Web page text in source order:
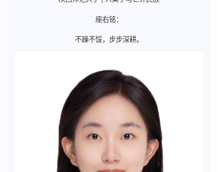
座右铭：
不躁不馁，步步深耕。